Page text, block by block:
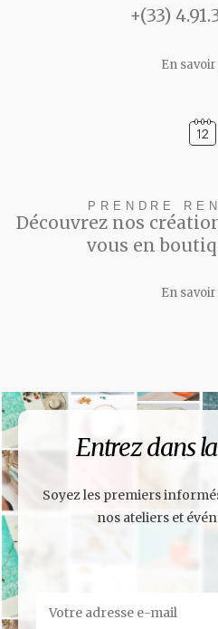
+(33)
En
PRENDRE
Découvrez nos
vous en
En
Entrez dans
Soyez les premiers
nos ateliers et